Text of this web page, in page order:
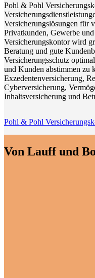
Pohl & Pohl
Versicherungslösungen für
Privatkunden, Gewerbe
Versicherungskontor wird
Beratung und gute
Versicherungsschutz
und Kunden abstimmen zu
Exzedentenversicherung,
Cyberversicherung,
Inhaltsversicherung und
Pohl & Pohl
Von Lauff und